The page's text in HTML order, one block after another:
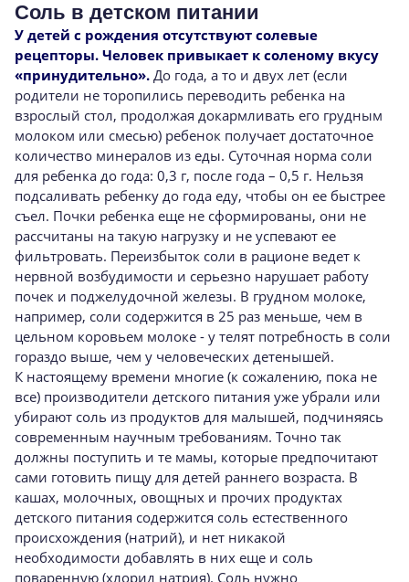
Соль в детском питании
У детей с рождения отсутствуют солевые
рецепторы. Человек привыкает к соленому вкусу
«принудительно». До года, а то и двух лет (если
родители не торопились переводить ребенка на
взрослый стол, продолжая докармливать его грудным
молоком или смесью) ребенок получает достаточное
количество минералов из еды. Суточная норма соли
для ребенка до года: 0,3 г, после года – 0,5 г. Нельзя
подсаливать ребенку до года еду, чтобы он ее быстрее
съел. Почки ребенка еще не сформированы, они не
рассчитаны на такую нагрузку и не успевают ее
фильтровать. Переизбыток соли в рационе ведет к
нервной возбудимости и серьезно нарушает работу
почек и поджелудочной железы. В грудном молоке,
например, соли содержится в 25 раз меньше, чем в
цельном коровьем молоке - у телят потребность в соли
гораздо выше, чем у человеческих детенышей.
К настоящему времени многие (к сожалению, пока не
все) производители детского питания уже убрали или
убирают соль из продуктов для малышей, подчиняясь
современным научным требованиям. Точно так
должны поступить и те мамы, которые предпочитают
сами готовить пищу для детей раннего возраста. В
кашах, молочных, овощных и прочих продуктах
детского питания содержится соль естественного
происхождения (натрий), и нет никакой
необходимости добавлять в них еще и соль
поваренную (хлорид натрия). Соль нужно